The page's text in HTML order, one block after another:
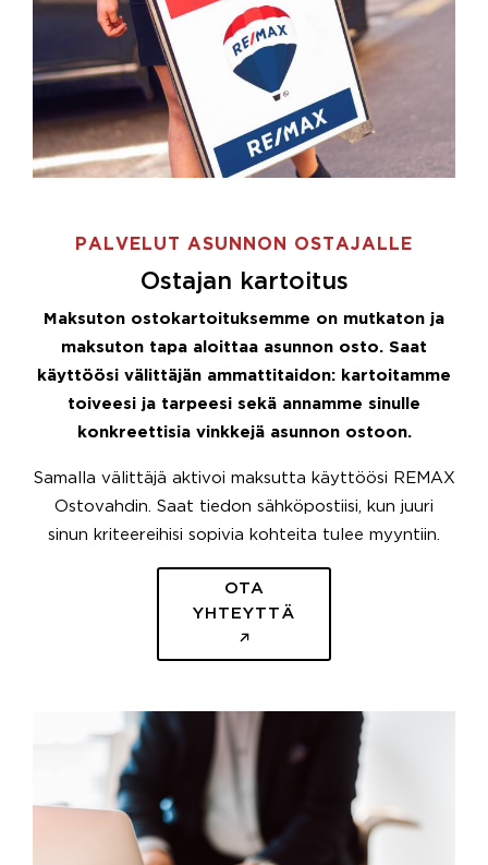
PALVELUT ASUNNON OSTAJALLE
Ostajan kartoitus
Maksuton ostokartoituksemme on mutkaton ja
maksuton tapa aloittaa asunnon osto. Saat
käyttöösi välittäjän ammattitaidon: kartoitamme
toiveesi ja tarpeesi sekä annamme sinulle
konkreettisia vinkkejä asunnon ostoon.
Samalla välittäjä aktivoi maksutta käyttöösi REMAX
Ostovahdin. Saat tiedon sähköpostiisi, kun juuri
sinun kriteereihisi sopivia kohteita tulee myyntiin.
OTA
YHTEYTTÄ